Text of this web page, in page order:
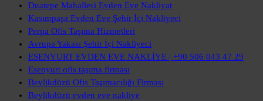
Duatepe Mahallesi Evden Eve Nakliyat
Kasımpaşa Evden Eve Şehir İçi Nakliyeci
Perpa Ofis Taşıma Hizmetleri
Avrupa Yakası Şehir İçi Nakliyeci
ESENYURT EVDEN EVE NAKLİYE | +90 506 043 47 29
Esenyurt ofis taşıma firması
Beylikdüzü Ofis Taşımacılığı Firması
Beylikdüzü evden eve nakliye